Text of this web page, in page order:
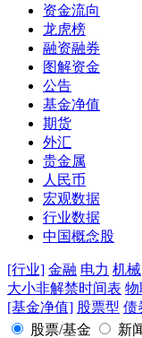
资金流向
龙虎榜
融资融券
图解资金
公告
基金净值
期货
外汇
贵金属
人民币
宏观数据
行业数据
中国概念股
[行业] 金融 电力 机械
大小非解禁时间表 物
[基金净值] 股票型 债
股票/基金
新